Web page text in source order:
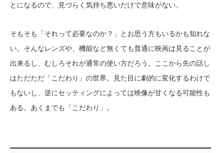
とになるので、見づらく気持ち悪いだけで意味がない。
そもそも「それって必要なのか？」とお思う方もいるかも知れな
い。そんなレンズや、機能など無くても普通に映画は見ることが
出来るし、むしろそれが通常の使い方だろう。ここから先の話し
はただただ「こだわり」の世界。見た目に劇的に変化するわけで
もないし、逆にセッティングによっては映像が甘くなる可能性も
ある。あくまでも「こだわり」。